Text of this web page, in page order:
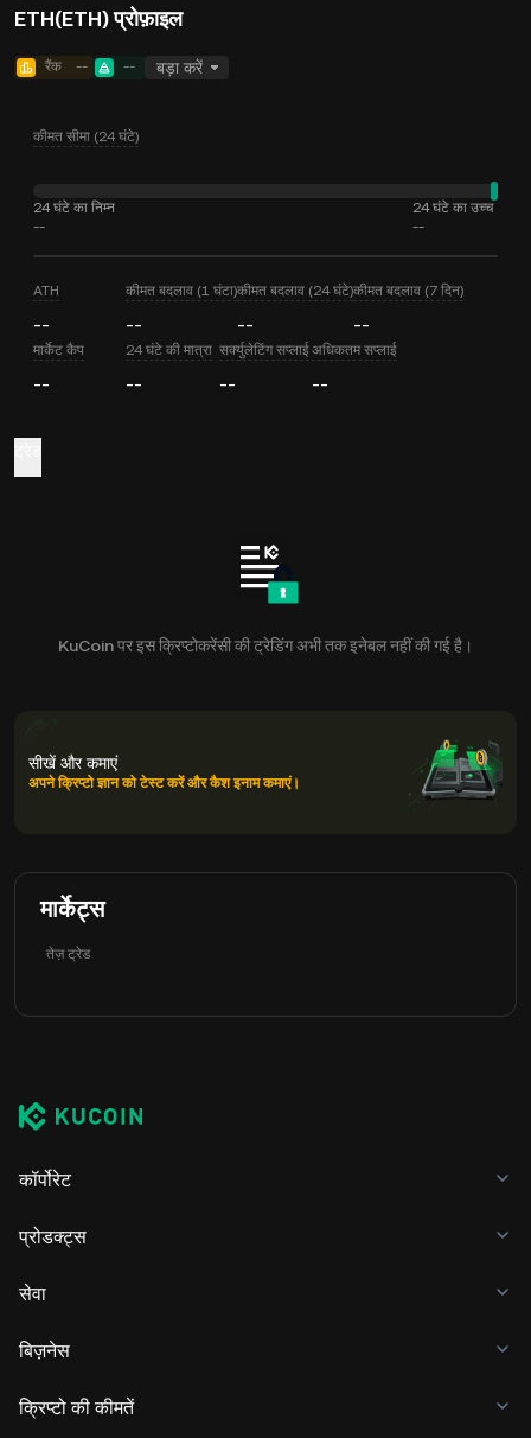
ETH(ETH) प्रोफ़ाइल
रैंक -- -- बड़ा करें
कीमत सीमा (24 घंटे)
24 घंटे का निम्न
--
24 घंटे का उच्च
--
ATH
--
कीमत बदलाव (1 घंटा)
--
कीमत बदलाव (24 घंटे)
--
कीमत बदलाव (7 दिन)
--
मार्केट कैप
--
24 घंटे की मात्रा
--
सर्क्युलेटिंग सप्लाई
--
अधिकतम सप्लाई
--
KuCoin पर इस क्रिप्टोकरेंसी की ट्रेडिंग अभी तक इनेबल नहीं की गई है।
सीखें और कमाएं
अपने क्रिप्टो ज्ञान को टेस्ट करें और कैश इनाम कमाएं।
मार्केट्स
तेज़ ट्रेड
कॉर्पोरेट
प्रोडक्ट्स
सेवा
बिज़नेस
क्रिप्टो की कीमतें